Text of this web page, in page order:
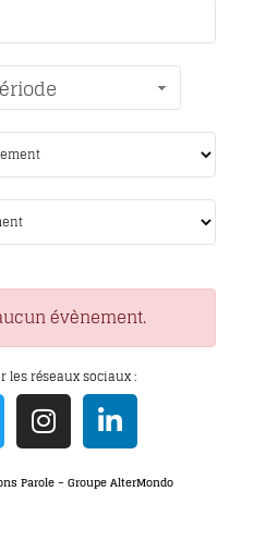
évènement.
les réseaux sociaux :
Parole – Groupe AlterMondo